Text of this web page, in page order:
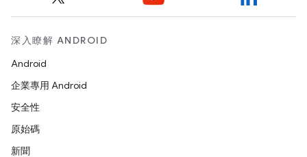
深入瞭解 ANDROID
Android
企業專用 Android
安全性
原始碼
新聞